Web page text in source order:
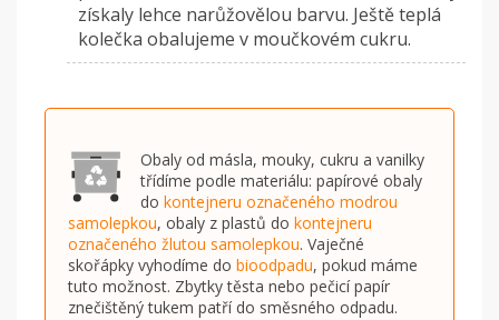
získaly lehce narůžovělou barvu. Ještě teplá
kolečka obalujeme v moučkovém cukru.
Obaly od másla, mouky, cukru a vanilky
třídíme podle materiálu: papírové obaly
do kontejneru označeného modrou
samolepkou, obaly z plastů do kontejneru
označeného žlutou samolepkou. Vaječné
skořápky vyhodíme do bioodpadu, pokud máme
tuto možnost. Zbytky těsta nebo pečicí papír
znečištěný tukem patří do směsného odpadu.